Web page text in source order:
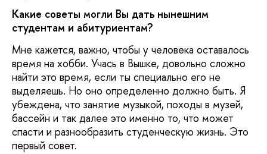
Какие советы могли Вы дать нынешним
студентам и абитуриентам?
Мне кажется, важно, чтобы у человека оставалось
время на хобби. Учась в Вышке, довольно сложно
найти это время, если ты специально его не
выделяешь. Но оно определенно должно быть. Я
убеждена, что занятие музыкой, походы в музей,
бассейн и так далее это именно то, что может
спасти и разнообразить студенческую жизнь. Это
первый совет.